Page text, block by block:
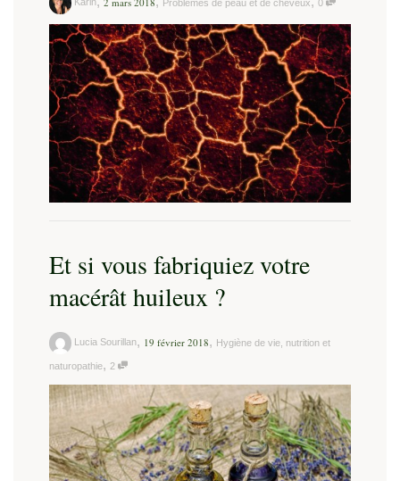
Problèmes de peau et de cheveux 0
Et si vous fabriquiez votre
macérât huileux ?
Lucia Sourillan, 19 février 2018, Hygiène de vie, nutrition et
naturopathie, 2